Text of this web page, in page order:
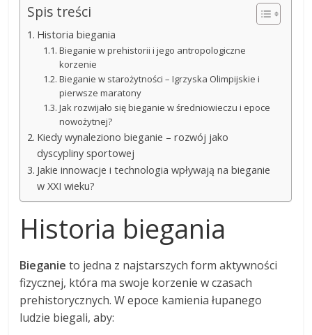
Spis treści
Historia biegania
Bieganie w prehistorii i jego antropologiczne
korzenie
Bieganie w starożytności – Igrzyska Olimpijskie i
pierwsze maratony
Jak rozwijało się bieganie w średniowieczu i epoce
nowożytnej?
Kiedy wynaleziono bieganie – rozwój jako
dyscypliny sportowej
Jakie innowacje i technologia wpływają na bieganie
w XXI wieku?
Historia biegania
Bieganie to jedna z najstarszych form aktywności
fizycznej, która ma swoje korzenie w czasach
prehistorycznych. W epoce kamienia łupanego
ludzie biegali, aby: